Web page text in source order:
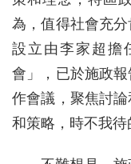
為，值得社會充
設立由李家超擔
會」，已於施政
作會議，聚焦討
和策略，時不我待